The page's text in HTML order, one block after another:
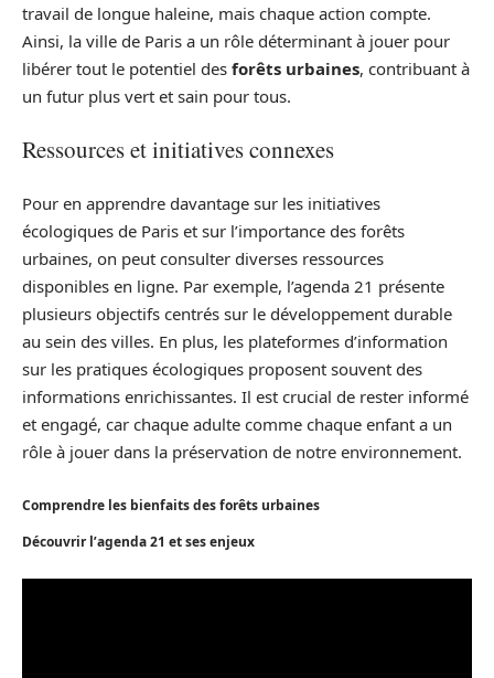
travail de longue haleine, mais chaque action compte.
Ainsi, la ville de Paris a un rôle déterminant à jouer pour
libérer tout le potentiel des forêts urbaines, contribuant à
un futur plus vert et sain pour tous.
Ressources et initiatives connexes
Pour en apprendre davantage sur les initiatives
écologiques de Paris et sur l’importance des forêts
urbaines, on peut consulter diverses ressources
disponibles en ligne. Par exemple, l’agenda 21 présente
plusieurs objectifs centrés sur le développement durable
au sein des villes. En plus, les plateformes d’information
sur les pratiques écologiques proposent souvent des
informations enrichissantes. Il est crucial de rester informé
et engagé, car chaque adulte comme chaque enfant a un
rôle à jouer dans la préservation de notre environnement.
Comprendre les bienfaits des forêts urbaines
Découvrir l’agenda 21 et ses enjeux